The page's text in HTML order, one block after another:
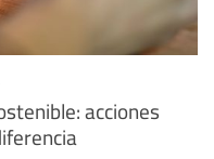
acciones